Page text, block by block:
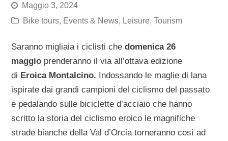
Maggio 3, 2024
Bike tours, Events & News, Leisure,Tourism
Saranno migliaia i ciclisti chedomenica 26
maggio prenderanno il via all’ottava edizione
di Eroica Montalcino. Indossando le maglie di lana
ispirate dai grandi campioni del ciclismo del passato
e pedalando sulle biciclette d’acciaio che hanno
scritto la storia del ciclismo eroico le magnifiche
strade bianche della Val d’Orcia torneranno così ad